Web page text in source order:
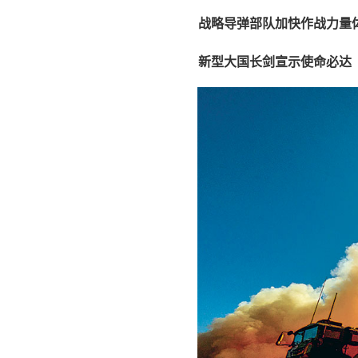
战略导弹部队加快作战力量
新型大国长剑宣示使命必达